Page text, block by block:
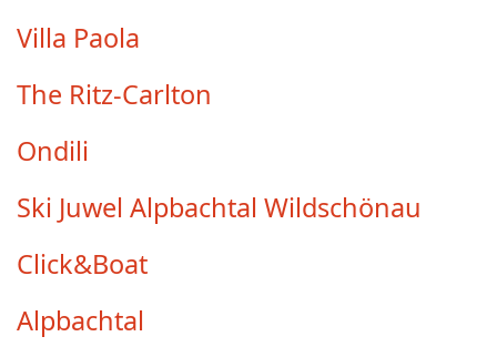
Villa Paola
The Ritz-Carlton
Ondili
Ski Juwel Alpbachtal Wildschönau
Click&Boat
Alpbachtal